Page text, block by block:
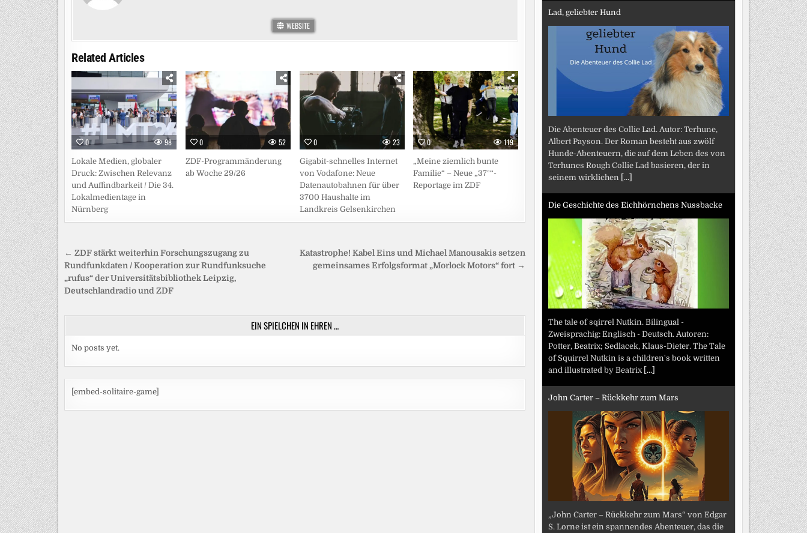
WEBSITE
Related Articles
0 98
Lokale Medien, globaler
Druck: Zwischen Relevanz
und Auffindbarkeit / Die 34.
Lokalmedientage in
Nürnberg
0 52
ZDF-Programmänderung
ab Woche 29/26
0 23
Gigabit-schnelles Internet
von Vodafone: Neue
Datenautobahnen für über
3700 Haushalte im
Landkreis Gelsenkirchen
0 119
„Meine ziemlich bunte
Familie“ – Neue „37°“-
Reportage im ZDF
Beitragsnavigation
Katastrophe! Kabel Eins und Michael Manousakis setzen
gemeinsames Erfolgsformat „Morlock Motors“ fort →
← ZDF stärkt weiterhin Forschungszugang zu
Rundfunkdaten / Kooperation zur Rundfunksuche
„rufus“ der Universitätsbibliothek Leipzig,
Deutschlandradio und ZDF
EIN SPIELCHEN IN EHREN …
No posts yet.
[embed-solitaire-game]
Lad, geliebter Hund
Die Abenteuer des Collie Lad. Autor: Terhune,
Albert Payson. Der Roman besteht aus zwölf
Hunde-Abenteuern, die auf dem Leben des von
Terhunes Rough Collie Lad basieren, der in
seinem wirklichen [...]
Die Geschichte des Eichhörnchens Nussbacke
The tale of sqirrel Nutkin. Bilingual -
Zweisprachig: Englisch - Deutsch. Autoren:
Potter, Beatrix; Sedlacek, Klaus-Dieter. The Tale
of Squirrel Nutkin is a children's book written
and illustrated by Beatrix [...]
John Carter – Rückkehr zum Mars
„John Carter – Rückkehr zum Mars“ von Edgar
S. Lorne ist ein spannendes Abenteuer, das die